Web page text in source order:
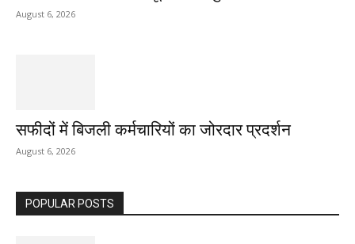
August 6, 2026
सफीदों में बिजली कर्मचारियों का जोरदार प्रदर्शन
August 6, 2026
POPULAR POSTS